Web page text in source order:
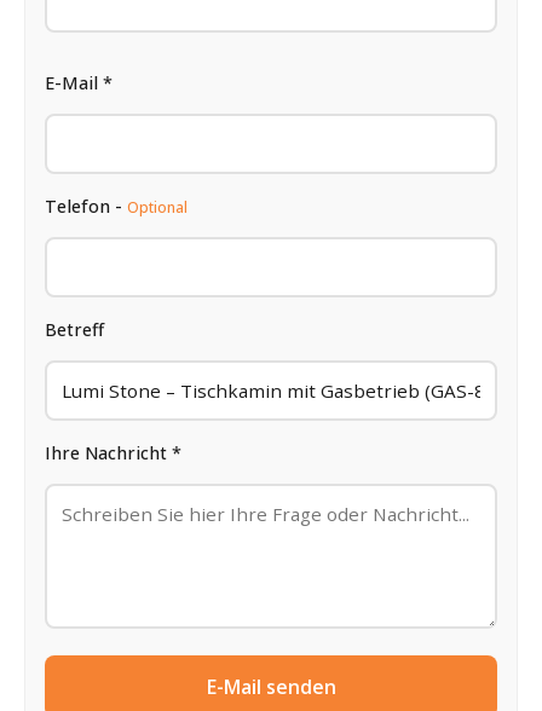
E-Mail *
Telefon - Optional
Betreff
Ihre Nachricht *
E-Mail senden